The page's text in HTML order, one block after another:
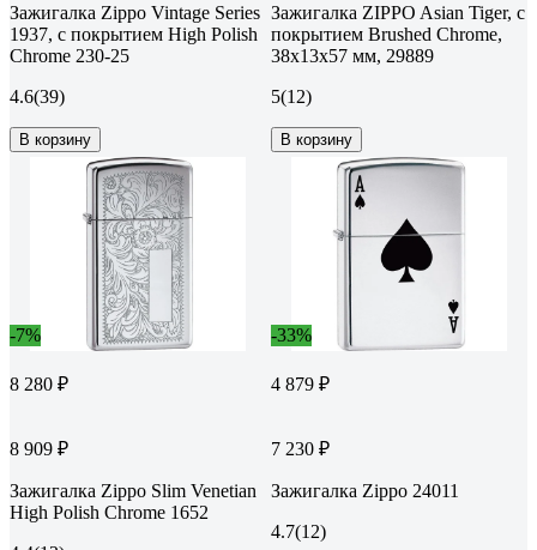
Зажигалка Zippo Vintage Series
1937, с покрытием High Polish
Chrome 230-25
4.6(39)
В корзину
Зажигалка ZIPPO Asian Tiger, с
покрытием Brushed Chrome,
38x13x57 мм, 29889
5(12)
В корзину
-7%
8 280 ₽
8 909 ₽
Зажигалка Zippo Slim Venetian
High Polish Chrome 1652
-33%
4 879 ₽
7 230 ₽
Зажигалка Zippo 24011
4.7(12)